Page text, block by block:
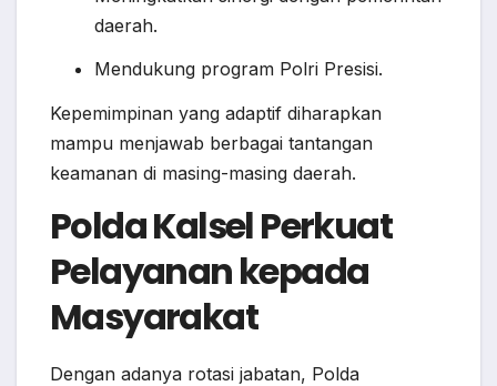
daerah.
Mendukung program Polri Presisi.
Kepemimpinan yang adaptif diharapkan
mampu menjawab berbagai tantangan
keamanan di masing-masing daerah.
Polda Kalsel Perkuat
Pelayanan kepada
Masyarakat
Dengan adanya rotasi jabatan, Polda